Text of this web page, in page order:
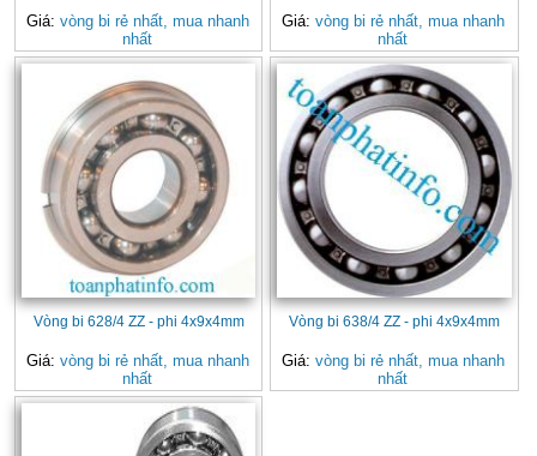
Giá: vòng bi rẻ nhất, mua nhanh
nhất
Giá: vòng bi rẻ nhất, mua nhanh
nhất
Vòng bi 628/4 ZZ - phi 4x9x4mm
Giá: vòng bi rẻ nhất, mua nhanh
nhất
Vòng bi 638/4 ZZ - phi 4x9x4mm
Giá: vòng bi rẻ nhất, mua nhanh
nhất